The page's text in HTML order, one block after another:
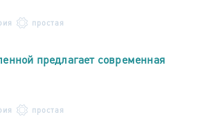
простая
предлагает современная
простая